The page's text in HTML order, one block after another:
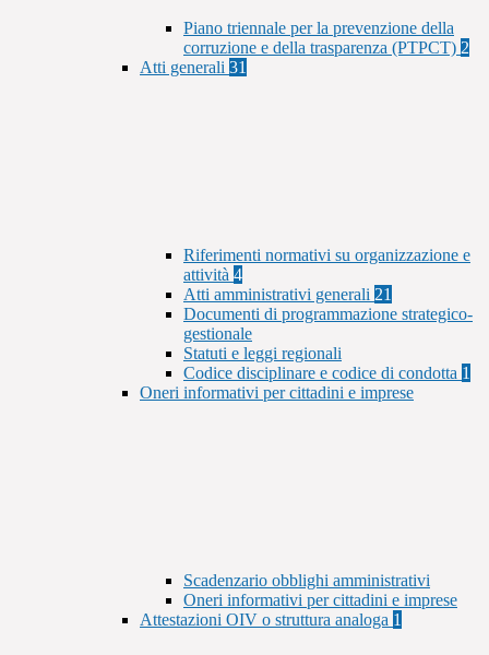
Piano triennale per la prevenzione della
corruzione e della trasparenza (PTPCT) 2
Atti generali 31
Riferimenti normativi su organizzazione e
attività 4
Atti amministrativi generali 21
Documenti di programmazione strategico-
gestionale
Statuti e leggi regionali
Codice disciplinare e codice di condotta 1
Oneri informativi per cittadini e imprese
Scadenzario obblighi amministrativi
Oneri informativi per cittadini e imprese
Attestazioni OIV o struttura analoga 1